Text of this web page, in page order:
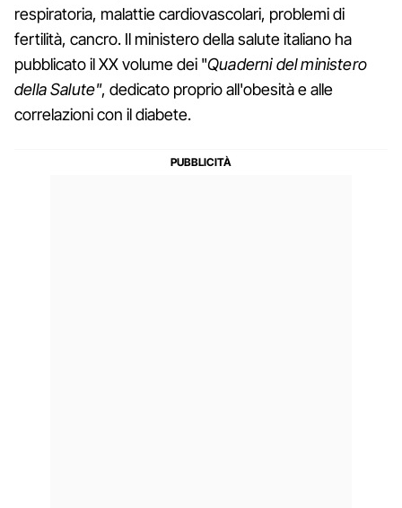
respiratoria, malattie cardiovascolari, problemi di
fertilità, cancro. Il ministero della salute italiano ha
pubblicato il XX volume dei "Quaderni del ministero
della Salute", dedicato proprio all'obesità e alle
correlazioni con il diabete.